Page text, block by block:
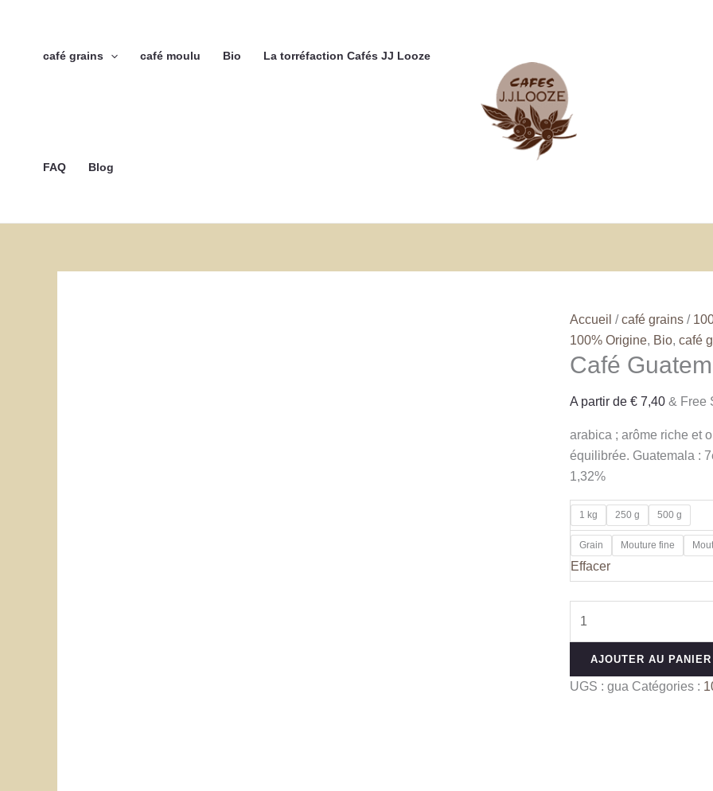
café grains café moulu Bio La torréfaction Cafés JJ Looze
FAQ Blog
Accueil /café grains /
100% Origine, Bio,café
Café
A partir de€ 7,40 & Free
arabica ; arôme riche et
équilibrée. Guatemala :
1,32%
1 kg 250 g 500 g
Grain Mouture fine
Effacer
SHB
AJOUTER AU PANIER
UGS :gua Catégories :